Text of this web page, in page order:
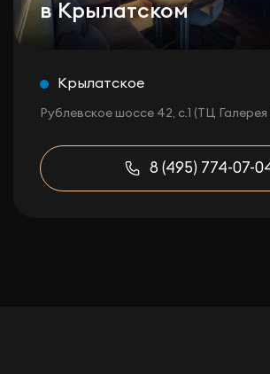
в Крылатском
Крылатское
Рублевское шоссе 42, с.1 (ТЦ Галерея
8 (495) 774-07-